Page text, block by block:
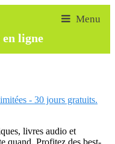
ligne
- 30 jours gratuits.
livres audio et
quand. Profitez des best-